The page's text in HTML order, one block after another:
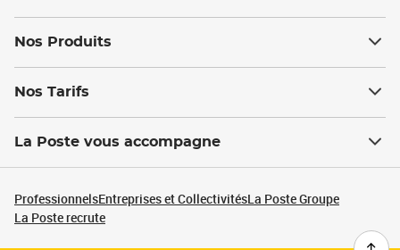
Nos Produits
Nos Tarifs
La Poste vous accompagne
ProfessionnelsEntreprises et CollectivitésLa Poste Groupe
La Poste recrute